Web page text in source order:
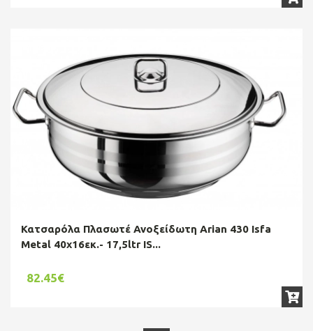
Κατσαρόλα Πλασωτέ Ανοξείδωτη Arian 430 Isfa
Metal 40x16εκ.- 17,5ltr IS...
82.45€